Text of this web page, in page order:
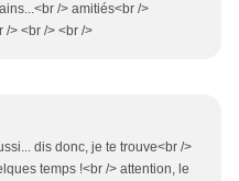
/> amitiés<br />
/> <br /> <br />
dis donc, je te trouve<br />
temps !<br /> attention, le